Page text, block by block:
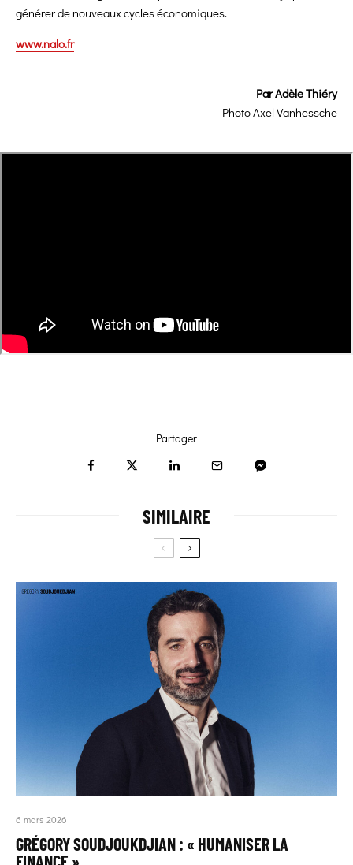
générer de nouveaux cycles économiques.
www.nalo.fr
Par Adèle Thiéry
Photo Axel Vanhessche
Partager
SIMILAIRE
6 mars 2026
GRÉGORY SOUDJOUKDJIAN : « HUMANISER LA